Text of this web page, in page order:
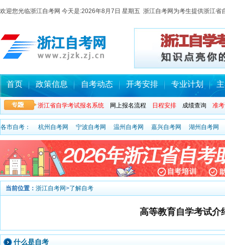
欢迎您光临浙江自考网 今天是:2026年8月7日 星期五 浙江自考网为考生提供浙江省
首页 政策信息 自考动态 开考安排 专业计划
浙江省自学考试报名系统 网上报名流程 日程安排 成绩查询 准
各市自考： 杭州自考网 宁波自考网 温州自考网 嘉兴自考网 湖州自考网
当前位置： 浙江自考网>了解自考
高等教育自学考试介
什么是自考